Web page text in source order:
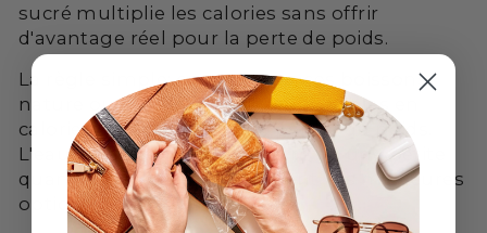
sucré multiplie les calories sans offrir
d'avantage réel pour la perte de poids.
La règle simple: consommez ces boissons
nature ou avec des alternatives faibles en
calories si votre but est de perdre du poids.
L'eau, le lait végétal non sucré ou une petite
quantité de lait écrémé restent vos meilleures
options.